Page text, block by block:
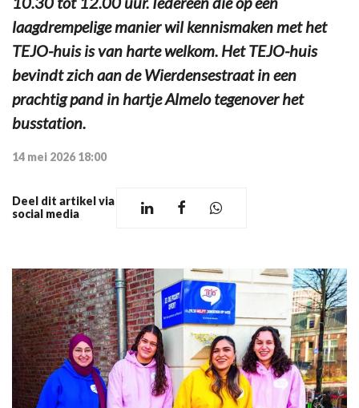
laagdrempelige manier wil kennismaken met het
TEJO-huis is van harte welkom. Het TEJO-huis
bevindt zich aan de Wierdensestraat in een
prachtig pand in hartje Almelo tegenover het
busstation.
14 mei 2026 18:00
Deel dit artikel via
social media